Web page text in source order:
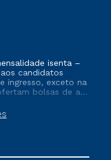
isenta –
candidatos
ingresso, exceto na
bolsas de até
e/ou não
matrícula em uma